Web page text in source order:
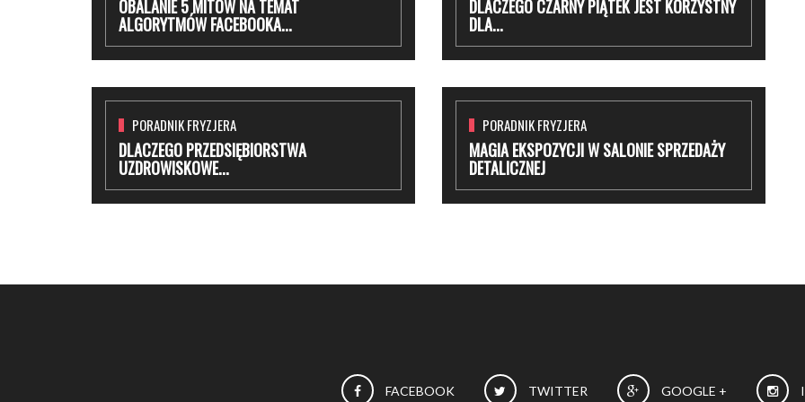
OBALANIE 5 MITÓW NA TEMAT
ALGORYTMÓW FACEBOOKA...
DLACZEGO CZARNY PIĄTEK JEST KORZYSTNY
DLA...
PORADNIK FRYZJERA
DLACZEGO PRZEDSIĘBIORSTWA
UZDROWISKOWE...
PORADNIK FRYZJERA
MAGIA EKSPOZYCJI W SALONIE SPRZEDAŻY
DETALICZNEJ
FACEBOOK TWITTER GOOGLE +